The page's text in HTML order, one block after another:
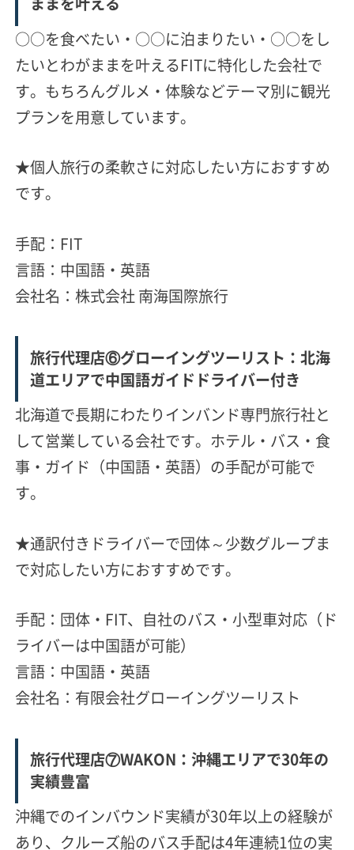
ままを叶える
○○を食べたい・○○に泊まりたい・○○をし
たいとわがままを叶えるFITに特化した会社で
す。もちろんグルメ・体験などテーマ別に観光
プランを用意しています。
★個人旅行の柔軟さに対応したい方におすすめ
です。
手配：FIT
言語：中国語・英語
会社名：株式会社 南海国際旅行
旅行代理店⑥グローイングツーリスト：北海
道エリアで中国語ガイドドライバー付き
北海道で長期にわたりインバンド専門旅行社と
して営業している会社です。ホテル・バス・食
事・ガイド（中国語・英語）の手配が可能で
す。
★通訳付きドライバーで団体～少数グループま
で対応したい方におすすめです。
手配：団体・FIT、自社のバス・小型車対応（ド
ライバーは中国語が可能）
言語：中国語・英語
会社名：有限会社グローイングツーリスト
旅行代理店⑦WAKON：沖縄エリアで30年の
実績豊富
沖縄でのインバウンド実績が30年以上の経験が
あり、クルーズ船のバス手配は4年連続1位の実